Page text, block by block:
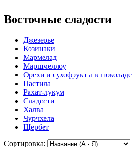
Восточные сладости
Джезерье
Козинаки
Мармелад
Маршмеллоу
Орехи и сухофрукты в шоколаде
Пастила
Рахат-лукум
Сладости
Халва
Чурчхела
Щербет
Сортировка: